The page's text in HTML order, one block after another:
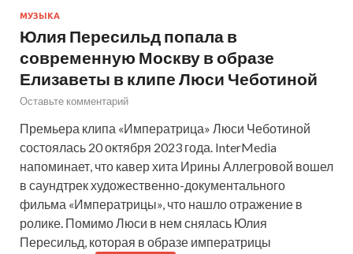
МУЗЫКА
Юлия Пересильд попала в
современную Москву в образе
Елизаветы в клипе Люси Чеботиной
Оставьте комментарий
Премьера клипа «Императрица» Люси Чеботиной
состоялась 20 октября 2023 года. InterMedia
напоминает, что кавер хита Ирины Аллегровой вошел
в саундтрек художественно-документального
фильма «Императрицы», что нашло отражение в
ролике. Помимо Люси в нем снялась Юлия
Пересильд, которая в образе императрицы